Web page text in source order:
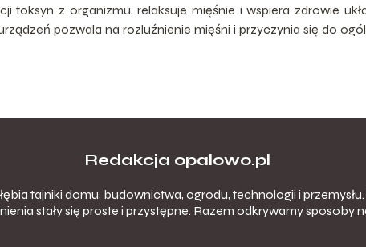
toksyn z organizmu, relaksuje mięśnie i wspiera zdrowie
pozwala na rozluźnienie mięśni i przyczynia się do
Redakcja opalowo.pl
tajniki domu, budownictwa, ogrodu, technologii i
stały się proste i przystępne. Razem odkrywamy sposoby